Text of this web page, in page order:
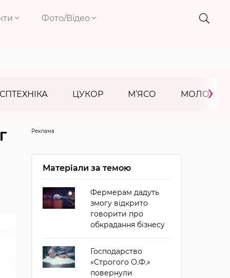
Фото/Відео
ЦУКОР М’ЯСО МОЛОКО
›
Реклама
Матеріали за темою
Фермерам дадуть
змогу відкрито
говорити про
обкрадання бізнесу
Господарство
«Строгого О.Ф.»
повернули